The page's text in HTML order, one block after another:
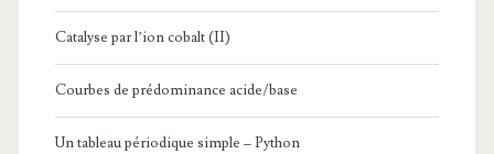
Catalyse par l’ion cobalt (II)
Courbes de prédominance acide/base
Un tableau périodique simple – Python